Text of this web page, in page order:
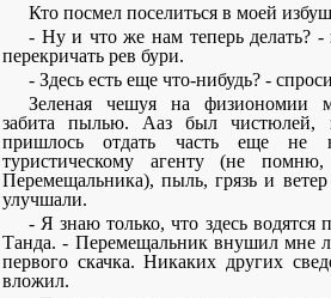
Кто посмел поселиться в моей
- Ну и что же нам теперь делать? -
перекричать рев бури.
- Здесь есть еще что-нибудь? -
Зеленая чешуя на физиономии
забита пылью. Ааз был чистюлей,
пришлось отдать часть еще не
туристическому агенту (не
Перемещальника), пыль, грязь и
улучшали.
- Я знаю только, что здесь водятся
Танда. - Перемещальник внушил мне
первого скачка. Никаких других
вложил.